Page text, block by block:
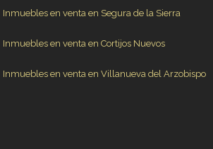
Inmuebles en venta en Segura de la Sierra
Inmuebles en venta en Cortijos Nuevos
Inmuebles en venta en Villanueva del Arzobispo